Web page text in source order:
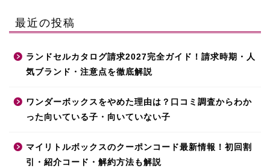
最近の投稿
ランドセルカタログ請求2027完全ガイド！請求時期・人
気ブランド・注意点を徹底解説
ワンダーボックスをやめた理由は？口コミ調査からわか
った向いている子・向いていない子
マイリトルボックスのクーポンコード最新情報！初回割
引・紹介コード・解約方法も解説